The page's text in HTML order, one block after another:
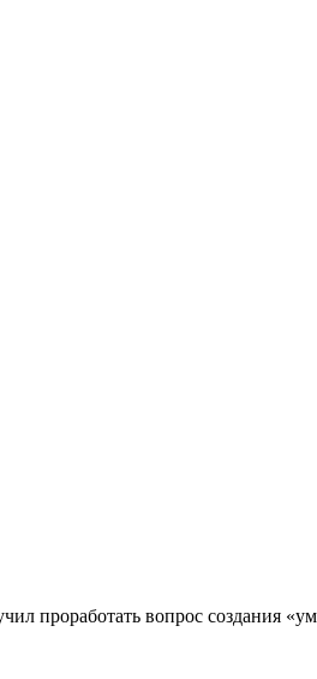
проработать вопрос создания